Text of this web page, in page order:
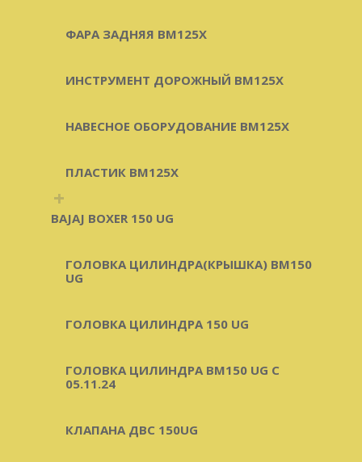
ФАРА ЗАДНЯЯ BM125X
ИНСТРУМЕНТ ДОРОЖНЫЙ BM125X
НАВЕСНОЕ ОБОРУДОВАНИЕ BM125X
ПЛАСТИК BM125X
+
BAJAJ BOXER 150 UG
ГОЛОВКА ЦИЛИНДРА(КРЫШКА) BM150
UG
ГОЛОВКА ЦИЛИНДРА 150 UG
ГОЛОВКА ЦИЛИНДРА BM150 UG C
05.11.24
КЛАПАНА ДВС 150UG